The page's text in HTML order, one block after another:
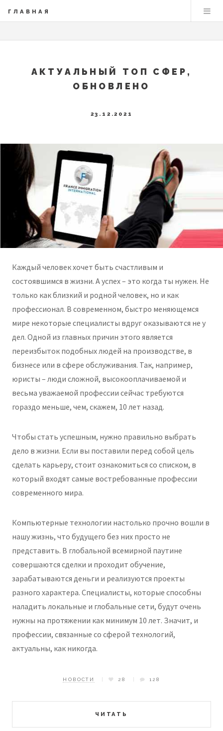
ГЛАВНАЯ
АКТУАЛЬНЫЙ ТОП СФЕР,
ОБНОВЛЕНО
23.12.2021
Каждый человек хочет быть счастливым и
состоявшимся в жизни. А успех – это когда ты нужен. Не
только как близкий и родной человек, но и как
профессионал. В современном, быстро меняющемся
мире некоторые специалисты вдруг оказываются не у
дел. Одной из главных причин этого является
переизбыток подобных людей на производстве, в
бизнесе или в сфере обслуживания. Так, например,
юристы – люди сложной, высокооплачиваемой и
весьма уважаемой профессии сейчас требуются
гораздо меньше, чем, скажем, 10 лет назад.
Чтобы стать успешным, нужно правильно выбрать
дело в жизни. Если вы поставили перед собой цель
сделать карьеру, стоит ознакомиться со списком, в
который входят самые востребованные профессии
современного мира.
Компьютерные технологии настолько прочно вошли в
нашу жизнь, что будущего без них просто не
представить. В глобальной всемирной паутине
совершаются сделки и проходит обучение,
зарабатываются деньги и реализуются проекты
разного характера. Специалисты, которые способны
наладить локальные и глобальные сети, будут очень
нужны на протяжении как минимум 10 лет. Значит, и
профессии, связанные со сферой технологий,
актуальны, как никогда.
ЧИТАТЬ
НОВОСТИ 28 128